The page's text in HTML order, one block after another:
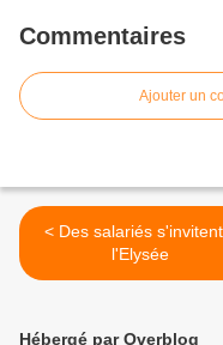
Commentaires
Ajouter un
< Des salariés s'invitent à
l'Elysée
Hébergé par Overblog